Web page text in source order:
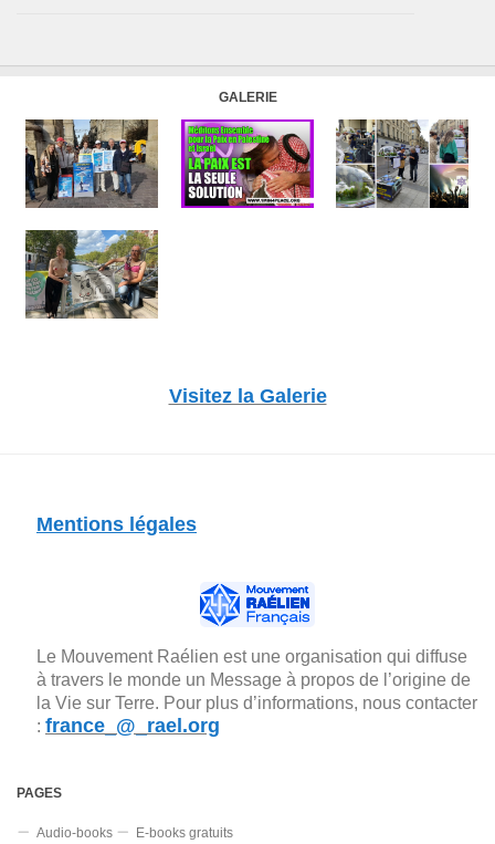
GALERIE
Visitez la Galerie
Mentions légales
Le Mouvement Raélien est une organisation qui diffuse
à travers le monde un Message à propos de l’origine de
la Vie sur Terre. Pour plus d’informations, nous contacter
: france_@_rael.org
PAGES
Audio-books E-books gratuits